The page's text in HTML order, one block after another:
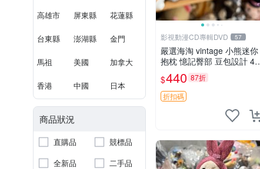
高雄市 屏東縣 花蓮縣
台東縣 澎湖縣 金門
馬祖 美國 加拿大
香港 中國 日本
商品狀況
直購品
競標品
全新品
二手品
影視動漫CD專輯DVD 57
嚴選海淘 vintage 小熊迷你
抱枕 憶記臀部 豆包設計 4c
m 高 推薦收藏 迷你豆包小
熊、高臀部、豆袋抱枕
$440 87折
折扣碼